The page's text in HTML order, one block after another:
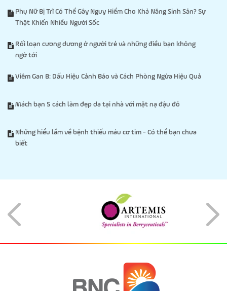
Phụ Nữ Bị Trĩ Có Thể Gây Nguy Hiểm Cho Khả Năng Sinh Sản? Sự
Thật Khiến Nhiều Người Sốc
Rối loạn cương dương ở người trẻ và những điều bạn không
ngờ tới
Viêm Gan B: Dấu Hiệu Cảnh Báo và Cách Phòng Ngừa Hiệu Quả
Mách bạn 5 cách làm đẹp da tại nhà với mặt nạ đậu đỏ
Những hiểu lầm về bệnh thiếu máu cơ tim - Có thể bạn chưa
biết